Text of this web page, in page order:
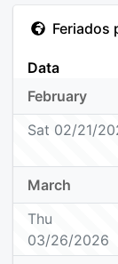
Feriados
Data
February
Sat 02/21/
March
Thu
03/26/2026